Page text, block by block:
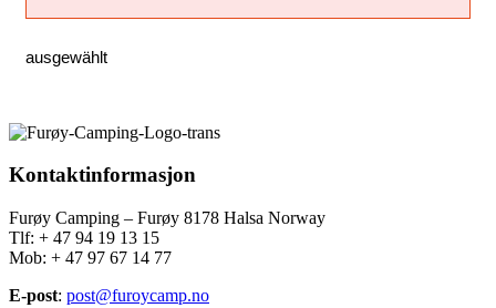
ausgewählt
Kontaktinformasjon
Furøy Camping – Furøy 8178 Halsa Norway
Tlf: + 47 94 19 13 15
Mob: + 47 97 67 14 77
E-post: post@furoycamp.no